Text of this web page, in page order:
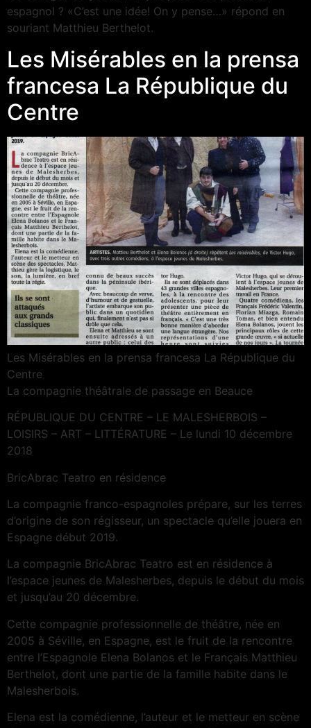
espagnol ? «C’est une idée! On y pense…» répond en
souriant Matthieu Berthelot.
Les Misérables en la prensa
francesa La République du
Centre
Les Misérables en la prensa francesa La République du
Centre
La compagnie théâtrale de passage en Beauce
RÉPUBLIQUE DU CENTRE – LE MALESHERBOIS –
LOISIRS – ART – LITTÉRATURE – Le lundi 10 décembre
2018
BricAbrac Teatro en résidence
La compagnie franco-espagnoles prépare, sur les terres
d’origine de son régisseur, un spectacle qu’elle jouera en
Espagne début 2019.
La compagnie BricAbrac Teatro est en résidence à
l’espace jeunes de Malesherbes, depuis le début du mois
et jusqu’au 20 décembre.
Cette compagnie professionnelle de théâtre, née en
2005 à Séville, en Espagne, est le fruit de la rencontre
entre l’Espagnole Elena Bolanos et le Français Matthieu
Berthelot, dont une partie de la famille habite dans le
Malesherbois.
Elena est la comédienne, l’auteur et le metteur en scène